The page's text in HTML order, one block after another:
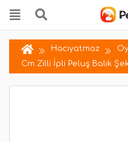
Hacıyatmaz
Cm Zilli İpli Peluş Balık